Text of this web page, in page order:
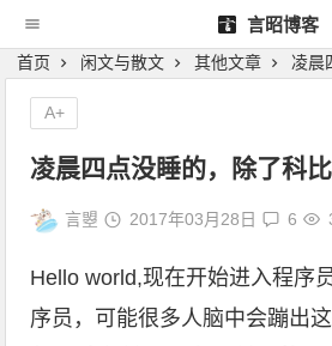
言昭博客
首页 闲文与散文 其他文章 凌晨
凌晨四点没睡的，除了科
言曌 2017年03月28日 6
Hello world,现在开始进入程序
序员，可能很多人脑中会蹦出这
A+